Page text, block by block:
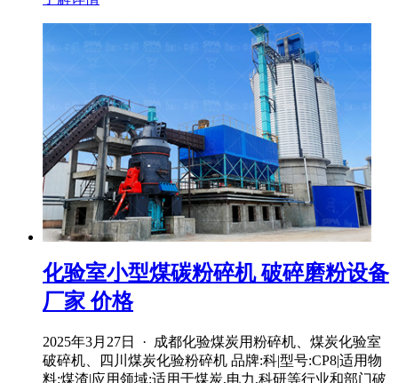
化验室小型煤碳粉碎机 破碎磨粉设备
厂家 价格
2025年3月27日 · 成都化验煤炭用粉碎机、煤炭化验室
破碎机、四川煤炭化验粉碎机 品牌:科|型号:CP8|适用物
料:煤渣|应用领域:适用于煤炭,电力,科研等行业和部门破